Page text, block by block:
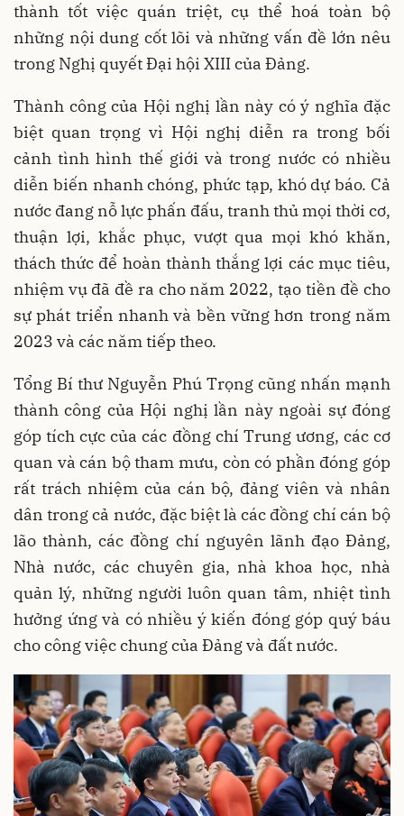
thành tốt việc quán triệt, cụ thể hoá toàn bộ
những nội dung cốt lõi và những vấn đề lớn nêu
trong Nghị quyết Đại hội XIII của Đảng.
Thành công của Hội nghị lần này có ý nghĩa đặc
biệt quan trọng vì Hội nghị diễn ra trong bối
cảnh tình hình thế giới và trong nước có nhiều
diễn biến nhanh chóng, phức tạp, khó dự báo. Cả
nước đang nỗ lực phấn đấu, tranh thủ mọi thời cơ,
thuận lợi, khắc phục, vượt qua mọi khó khăn,
thách thức để hoàn thành thắng lợi các mục tiêu,
nhiệm vụ đã đề ra cho năm 2022, tạo tiền đề cho
sự phát triển nhanh và bền vững hơn trong năm
2023 và các năm tiếp theo.
Tổng Bí thư Nguyễn Phú Trọng cũng nhấn mạnh
thành công của Hội nghị lần này ngoài sự đóng
góp tích cực của các đồng chí Trung ương, các cơ
quan và cán bộ tham mưu, còn có phần đóng góp
rất trách nhiệm của cán bộ, đảng viên và nhân
dân trong cả nước, đặc biệt là các đồng chí cán bộ
lão thành, các đồng chí nguyên lãnh đạo Đảng,
Nhà nước, các chuyên gia, nhà khoa học, nhà
quản lý, những người luôn quan tâm, nhiệt tình
hưởng ứng và có nhiều ý kiến đóng góp quý báu
cho công việc chung của Đảng và đất nước.